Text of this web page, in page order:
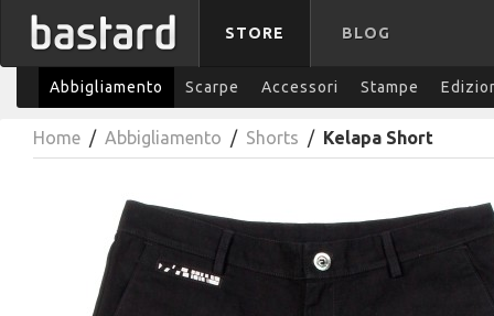
STORE BLOG
Abbigliamento Scarpe Accessori Stampe
Home / Abbigliamento / Shorts / Kelapa Short